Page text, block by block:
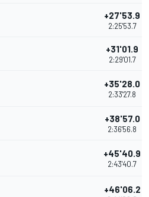
+27'53.9
2:25'53.7
+31'01.9
2:29'01.7
+35'28.0
2:33'27.8
+38'57.0
2:36'56.8
+45'40.9
2:43'40.7
+46'06.2